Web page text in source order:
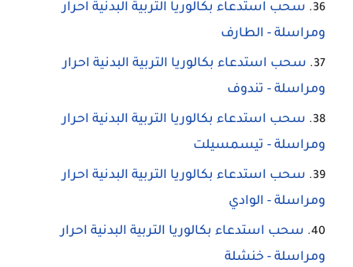
سحب استدعاء بكالوريا التربية البدنية احرار
ومراسلة - الطارف
سحب استدعاء بكالوريا التربية البدنية احرار
ومراسلة - تندوف
سحب استدعاء بكالوريا التربية البدنية احرار
ومراسلة - تيسمسيلت
سحب استدعاء بكالوريا التربية البدنية احرار
ومراسلة - الوادي
سحب استدعاء بكالوريا التربية البدنية احرار
ومراسلة - خنشلة